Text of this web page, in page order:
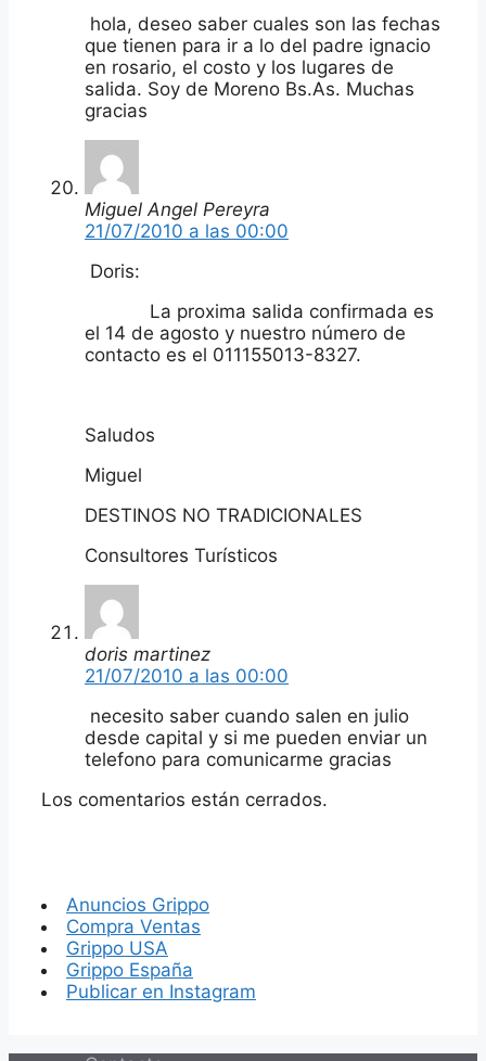
hola, deseo saber cuales son las fechas
que tienen para ir a lo del padre ignacio
en rosario, el costo y los lugares de
salida. Soy de Moreno Bs.As. Muchas
gracias
Miguel Angel Pereyra
21/07/2010 a las 00:00
Doris:
La proxima salida confirmada es
el 14 de agosto y nuestro número de
contacto es el 011155013-8327.
Saludos
Miguel
DESTINOS NO TRADICIONALES
Consultores Turísticos
doris martinez
21/07/2010 a las 00:00
necesito saber cuando salen en julio
desde capital y si me pueden enviar un
telefono para comunicarme gracias
Los comentarios están cerrados.
Anuncios Grippo
Compra Ventas
Grippo USA
Grippo España
Publicar en Instagram